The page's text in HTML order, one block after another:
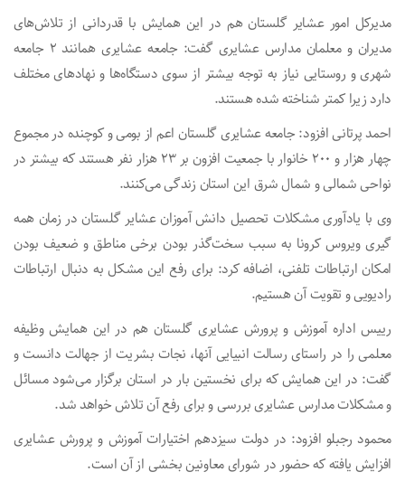
مدیرکل امور عشایر گلستان هم در این همایش با قدردانی از تلاش‌های
مدیران و معلمان مدارس عشایری گفت: جامعه عشایری همانند ۲ جامعه
شهری و روستایی نیاز به توجه بیشتر از سوی دستگاه‌ها و نهادهای مختلف
دارد زیرا کمتر شناخته شده هستند.
احمد پرتانی افزود: جامعه عشایری گلستان اعم از بومی و کوچنده در مجموع
چهار هزار و ۲۰۰ خانوار با جمعیت افزون بر ۲۳ هزار نفر هستند که بیشتر در
نواحی شمالی و شمال شرق این استان زندگی می‌کنند.
وی با یادآوری مشکلات تحصیل دانش آموزان عشایر گلستان در زمان همه
گیری ویروس کرونا به سبب سخت‌گذر بودن برخی مناطق و ضعیف بودن
امکان ارتباطات تلفنی، اضافه کرد: برای رفع این مشکل به دنبال ارتباطات
رادیویی و تقویت آن هستیم.
رییس اداره آموزش و پرورش عشایری گلستان هم در این همایش وظیفه
معلمی را در راستای رسالت انبیایی آنها، نجات بشریت از جهالت دانست و
گفت: در این همایش که برای نخستین بار در استان برگزار می‌شود مسائل
و مشکلات مدارس عشایری بررسی و برای رفع آن تلاش خواهد شد.
محمود رجبلو افزود: در دولت سیزدهم اختیارات آموزش و پرورش عشایری
افزایش یافته که حضور در شورای معاونین بخشی از آن است.